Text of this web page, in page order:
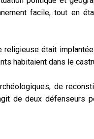
facile, tout en
était
habitaient dans le
de
de deux défenseurs